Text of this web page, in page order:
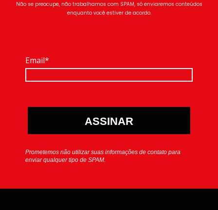
Não se preocupe, não trabalhamos com SPAM, só enviaremos conteúdos
enquanto você estiver de acordo.
Email*
ASSINAR
Prometemos não utilizar suas informações de contato para
enviar qualquer tipo de SPAM.